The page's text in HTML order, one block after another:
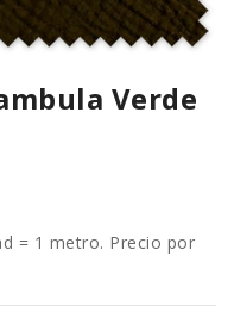
Verde
= 1 metro. Precio por